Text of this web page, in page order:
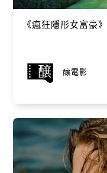
《瘋狂隱形女富豪
釀電影